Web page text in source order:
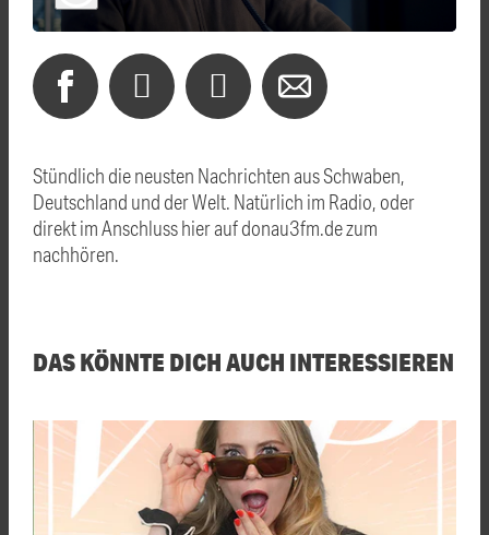
Stündlich die neusten Nachrichten aus Schwaben,
Deutschland und der Welt. Natürlich im Radio, oder
direkt im Anschluss hier auf donau3fm.de zum
nachhören.
DAS KÖNNTE DICH AUCH INTERESSIEREN